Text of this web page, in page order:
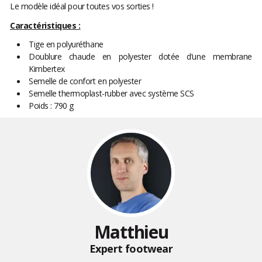
Le modèle idéal pour toutes vos sorties !
Caractéristiques :
Tige en polyuréthane
Doublure chaude en polyester dotée d’une membrane
Kimbertex
Semelle de confort en polyester
Semelle thermoplast-rubber avec système SCS
Poids : 790 g
Matthieu
Expert footwear